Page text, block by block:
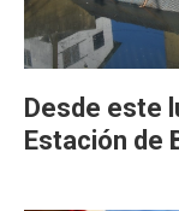
Desde este
Estación de